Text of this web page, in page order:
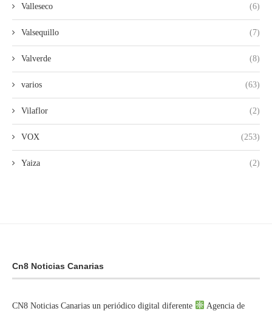
Valleseco (6)
Valsequillo (7)
Valverde (8)
varios (63)
Vilaflor (2)
VOX (253)
Yaiza (2)
Cn8 Noticias Canarias
CN8 Noticias Canarias un periódico digital diferente
Agencia de